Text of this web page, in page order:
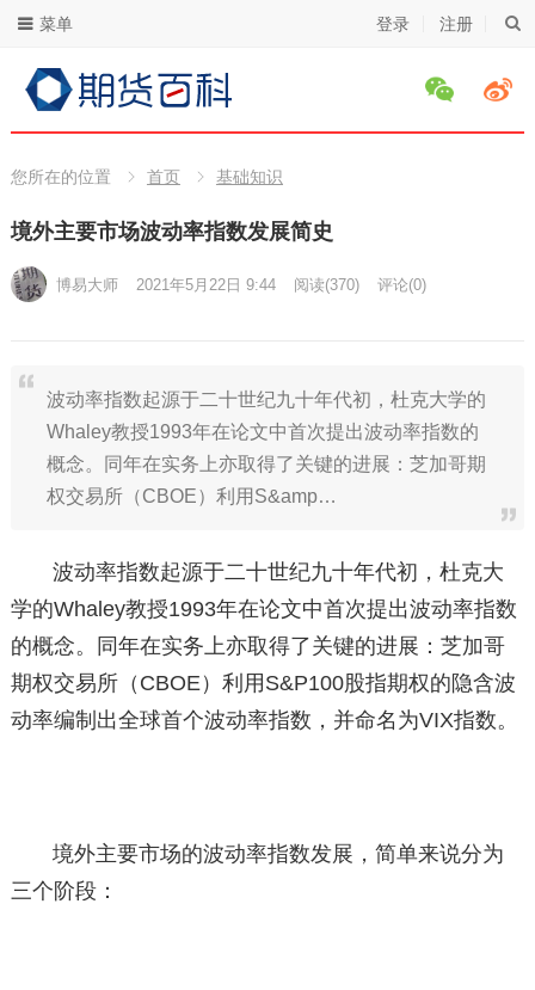
登录 注册
菜单
您所在的位置 首页 基础知识
境外主要市场波动率指数发展简史
博易大师 2021年5月22日 9:44 阅读(370) 评论(0)
波动率指数起源于二十世纪九十年代初，杜克大学的
Whaley教授1993年在论文中首次提出波动率指数的
概念。同年在实务上亦取得了关键的进展：芝加哥期
权交易所（CBOE）利用S&amp…
波动率指数起源于二十世纪九十年代初，杜克大
学的Whaley教授1993年在论文中首次提出波动率指数
的概念。同年在实务上亦取得了关键的进展：芝加哥
期权交易所（CBOE）利用S&P100股指期权的隐含波
动率编制出全球首个波动率指数，并命名为VIX指数。
境外主要市场的波动率指数发展，简单来说分为
三个阶段：